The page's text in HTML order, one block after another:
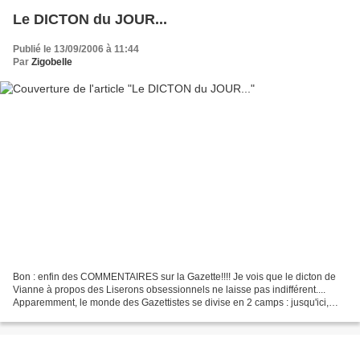
Le DICTON du JOUR...
Publié le 13/09/2006 à 11:44
Par Zigobelle
Bon : enfin des COMMENTAIRES sur la Gazette!!!! Je vois que le dicton de
Vianne à propos des Liserons obsessionnels ne laisse pas indifférent....
Apparemment, le monde des Gazettistes se divise en 2 camps : jusqu'ici,